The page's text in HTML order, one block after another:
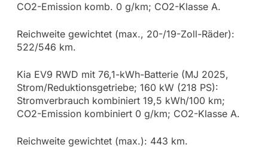
CO2-Emission komb. 0 g/km; CO2-Klasse A.
Reichweite gewichtet (max., 20-/19-Zoll-Räder):
522/546 km.
Kia EV9 RWD mit 76,1-kWh-Batterie (MJ 2025,
Strom/Reduktionsgetriebe; 160 kW (218 PS):
Stromverbrauch kombiniert 19,5 kWh/100 km;
CO2-Emission kombiniert 0 g/km; CO2-Klasse A.
Reichweite gewichtet (max.): 443 km.